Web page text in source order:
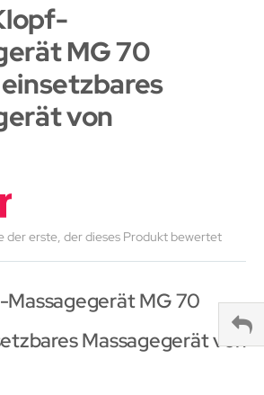
MG 70
von
der erste, der dieses Produkt bewertet
MG 70
Massagegerät von